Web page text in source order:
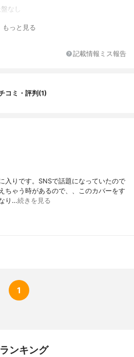
なし
もっと見る
記載情報ミス報告
コミ・評判(1)
入りです。SNSで話題になっていたので
ちゃう時があるので、、このカバーをす
り…続きを見る
1
ンキング